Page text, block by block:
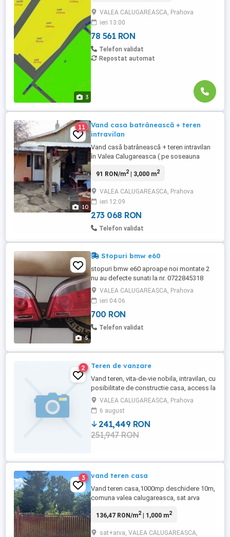
3
loturilor de 500 mp sunt de 30 euro mp iar
pentru cele de peste 1000 mp, 25 euro
mp. Pentru informatii ...
VALEA CALUGAREASCA, Prahova
ieri 13:00
78 561 RON
Telefon validat
Repostat automat
10
11
Vand casa batrânească + teren
intravilan
Vand casă batrânească + teren intravilan
în Valea Calugareasca ( pe soseauna
2428 mp teren în spatele casei 4 camere +
gradina ( gen magazie ) dar se poate
transforma in camera de dormit + debara
+ foișor + anexa ( bucătărie ...
91 RON/m2| 3,000 m2
VALEA CALUGAREASCA, Prahova
ieri 12:09
273 068 RON
Telefon validat
5
Stopuri bmw e60
stopuri bmw e60 aproape noi montate 2
nu au defecte sunati la nr. 0722845318
VALEA CALUGAREASCA, Prahova
ieri 04:06
700 RON
Telefon validat
2 Teren de vanzare
Vand teren, vita-de-vie nobila, intravilan, cu
posibilitate de constructie casa, access la
gaze, apa, lumina, Valea Calugareasca,
Valea Popii, 50m pana la strada principala,
2000m patrati, 46000 euro negociabil.
Nedelcu Gheorghe, tel
VALEA CALUGAREASCA, Prahova
6 august
241,449 RON
251,947 RON
3 vand teren casa
Vand teren casa,1000mp deschidere 10m,
comuna valea calugareasca, sat arva
euro negociabil.
136,47 RON/m2| 1,000 m2
sat+arva, VALEA CALUGAREASCA,